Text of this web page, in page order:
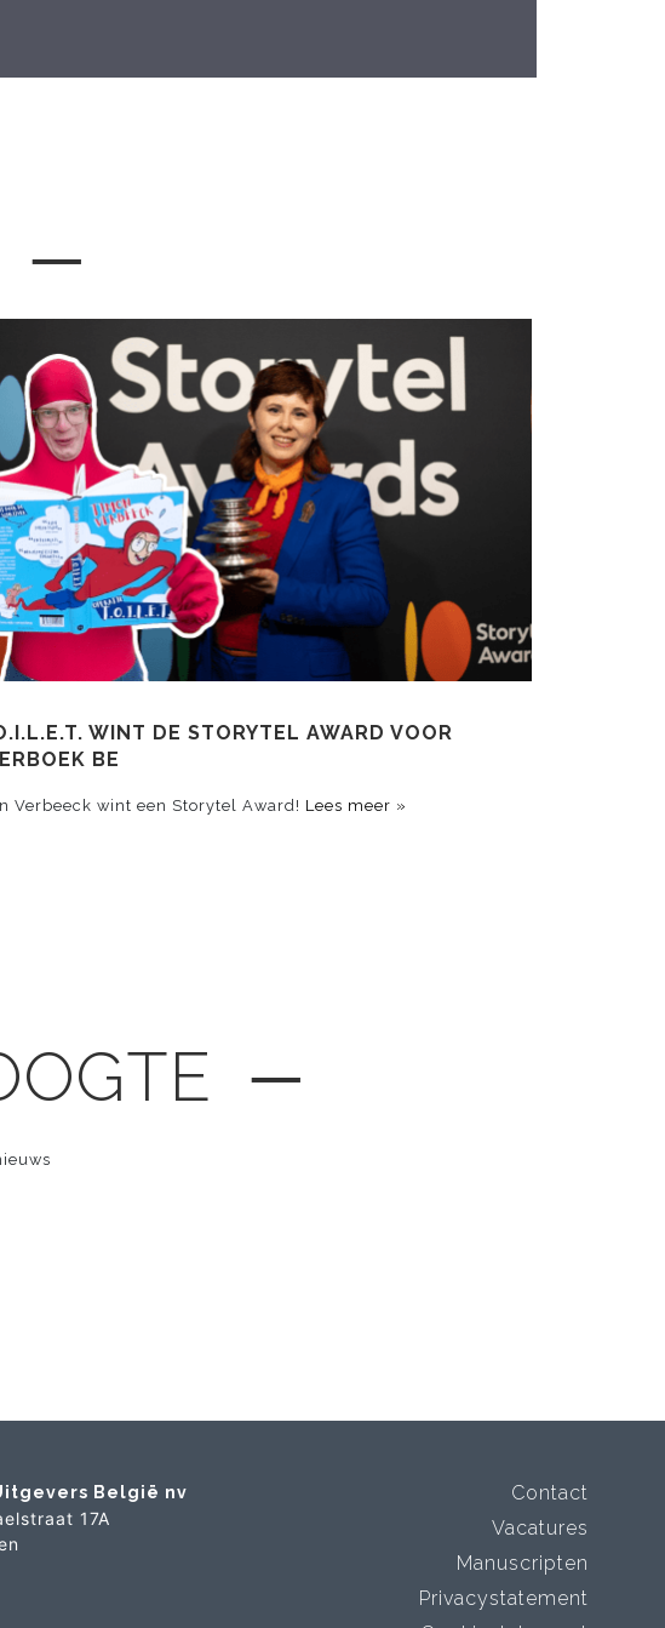
─
WINT DE STORYTEL AWARD VOOR
BE
Verbeeck wint een Storytel Award! Lees meer »
─
België nv
17A
Contact
Vacatures
Manuscripten
Privacystatement